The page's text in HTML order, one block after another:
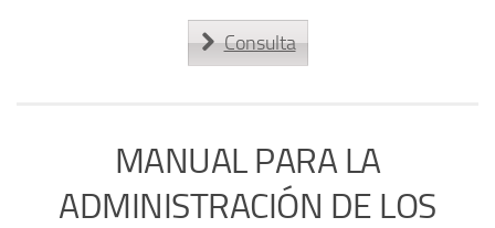
Consulta
MANUAL PARA LA
ADMINISTRACIÓN DE LOS